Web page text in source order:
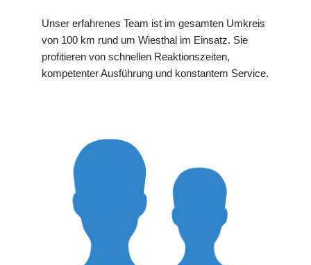
Unser erfahrenes Team ist im gesamten Umkreis
von 100 km rund um Wiesthal im Einsatz. Sie
profitieren von schnellen Reaktionszeiten,
kompetenter Ausführung und konstantem Service.